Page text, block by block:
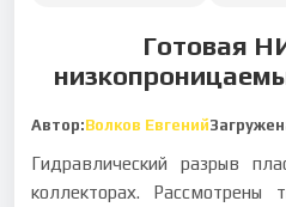
Готовая
Автор:Волков Евгений
Гидравлический разрыв
коллекторах. Рассмотрены